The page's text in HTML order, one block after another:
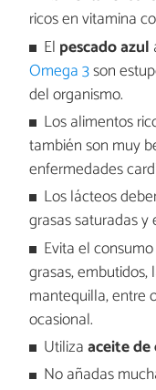
ricos en vitamina
El pescado azul
Omega 3son
del organismo.
Los alimentos
también son muy
enfermedades
Los lácteos
grasas saturadas y
Evita el
grasas,
mantequilla, entre
ocasional.
Utilizaaceite
No añadas